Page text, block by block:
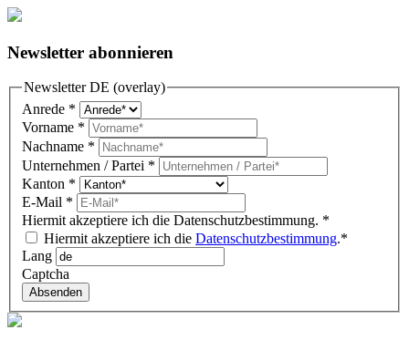
Newsletter abonnieren
Newsletter DE (overlay)
Anrede *
Vorname *
Nachname *
Unternehmen / Partei *
Kanton *
E-Mail *
Hiermit akzeptiere ich die Datenschutzbestimmung. *
Hiermit akzeptiere ich die Datenschutzbestimmung.*
Lang
Captcha
Absenden